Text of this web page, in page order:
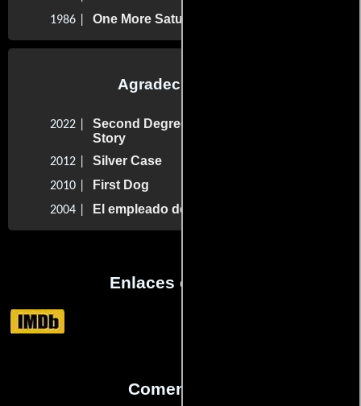
1986 | One More Saturday Night
Agradecimientos
2022 |
Second Degree Bern : A Bern Notice
Story
2012 | Silver Case
2010 | First Dog
2004 | El empleado del mes
Enlaces externos
Comentarios